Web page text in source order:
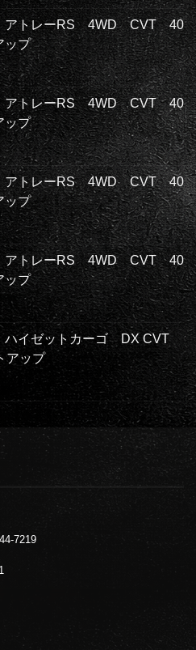
】アトレーRS 4WD CVT 40
ップ
アトレーRS 4WD CVT 40
ップ
アトレーRS 4WD CVT 40
ップ
アトレーRS 4WD CVT 40
ップ
ハイゼットカーゴ DX CVT
アップ
7219